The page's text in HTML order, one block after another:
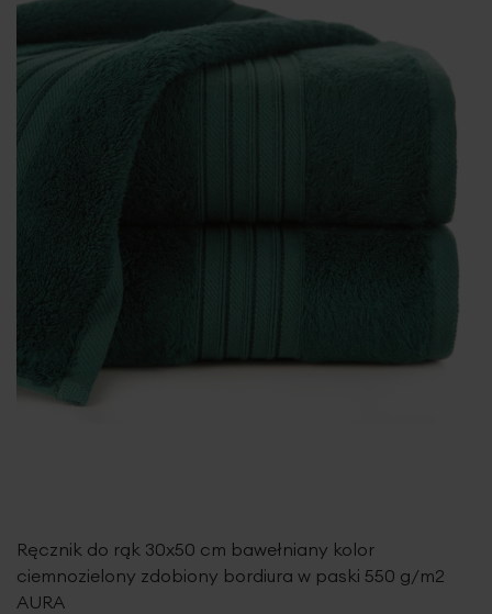
Ręcznik do rąk 30x50 cm bawełniany kolor
ciemnozielony zdobiony bordiura w paski 550 g/m2
AURA